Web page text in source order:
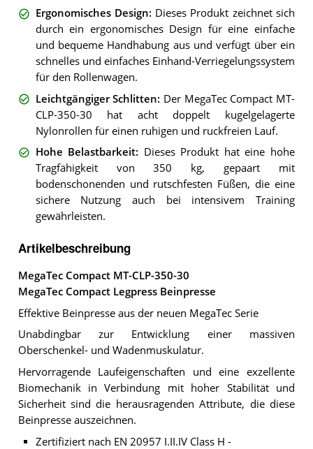
Ergonomisches Design: Dieses Produkt zeichnet sich
durch ein ergonomisches Design für eine einfache
und bequeme Handhabung aus und verfügt über ein
schnelles und einfaches Einhand-Verriegelungssystem
für den Rollenwagen.
Leichtgängiger Schlitten: Der MegaTec Compact MT-
CLP-350-30 hat acht doppelt kugelgelagerte
Nylonrollen für einen ruhigen und ruckfreien Lauf.
Hohe Belastbarkeit: Dieses Produkt hat eine hohe
Tragfähigkeit von 350 kg, gepaart mit
bodenschonenden und rutschfesten Füßen, die eine
sichere Nutzung auch bei intensivem Training
gewährleisten.
Artikelbeschreibung
MegaTec Compact MT-CLP-350-30
MegaTec Compact Legpress Beinpresse
Effektive Beinpresse aus der neuen MegaTec Serie
Unabdingbar zur Entwicklung einer massiven
Oberschenkel- und Wadenmuskulatur.
Hervorragende Laufeigenschaften und eine exzellente
Biomechanik in Verbindung mit hoher Stabilität und
Sicherheit sind die herausragenden Attribute, die diese
Beinpresse auszeichnen.
Zertifiziert nach EN 20957 I.II.IV Class H -